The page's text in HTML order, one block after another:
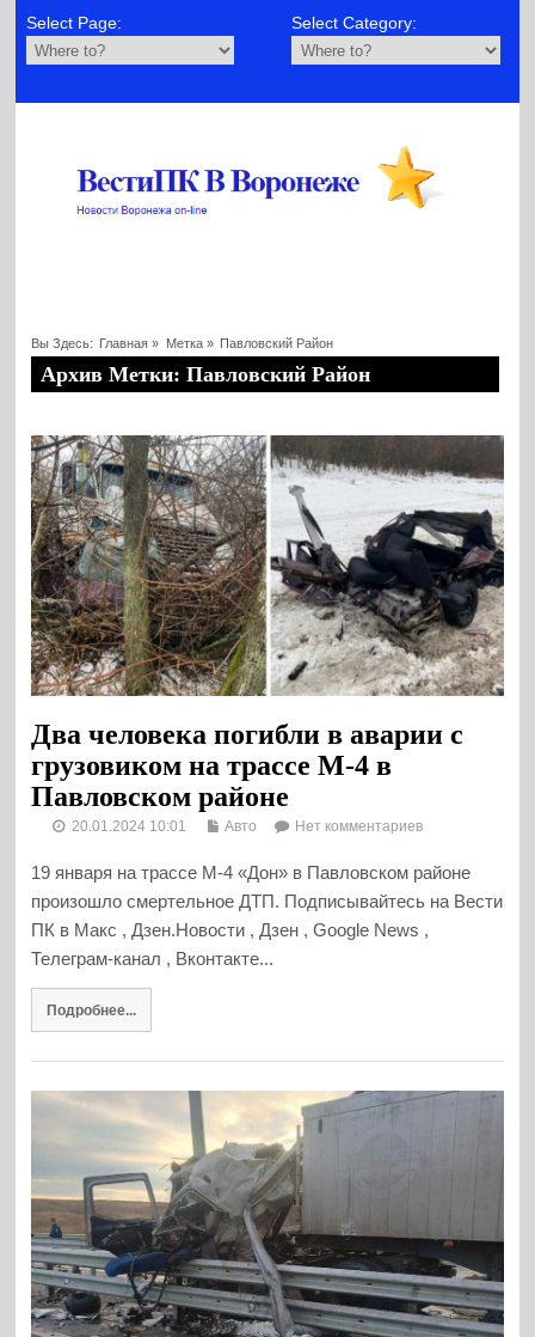
Select Page: Select Category:
Вы Здесь: Главная » Метка » Павловский Район
Архив Метки: Павловский Район
Два человека погибли в аварии с
грузовиком на трассе М-4 в
Павловском районе
20.01.2024 10:01 Авто Нет комментариев
19 января на трассе М-4 «Дон» в Павловском районе
произошло смертельное ДТП. Подписывайтесь на Вести
ПК в Макс , Дзен.Новости , Дзен , Google News ,
Телеграм-канал , Вконтакте...
Подробнее...